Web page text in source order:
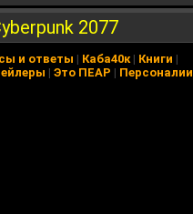
2077
и ответы | Каба40к| Книги |
| Это ПЕАР | Персоналии